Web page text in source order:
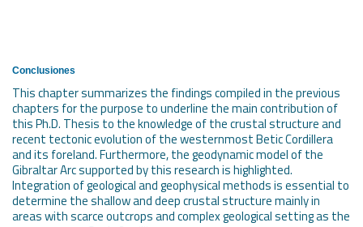
Conclusiones
This chapter summarizes the findings compiled in the previous
chapters for the purpose to underline the main contribution of
this Ph.D. Thesis to the knowledge of the crustal structure and
recent tectonic evolution of the westernmost Betic Cordillera
and its foreland. Furthermore, the geodynamic model of the
Gibraltar Arc supported by this research is highlighted.
Integration of geological and geophysical methods is essential to
determine the shallow and deep crustal structure mainly in
areas with scarce outcrops and complex geological setting as the